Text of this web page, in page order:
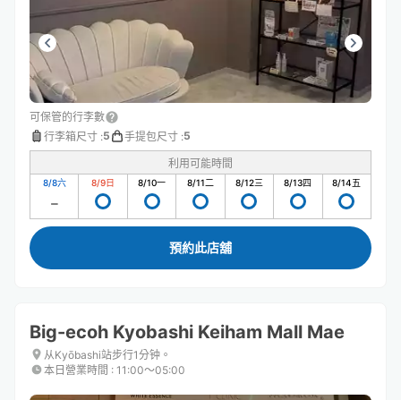
可保管的行李數
行李箱尺寸 :5 手提包尺寸 :5
利用可能時間
8/8六 8/9日 8/10一 8/11二 8/12三 8/13四 8/14五
預約此店舖
Big-ecoh Kyobashi Keiham Mall Mae
从Kyōbashi站步行1分钟。
本日營業時間 : 11:00〜05:00